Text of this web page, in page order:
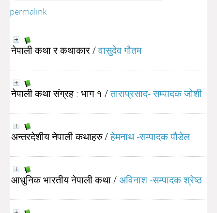
permalink
नेपाली कथा र कथाकार/वासुदेव गौतम
नेपाली कथा संग्रह : भाग १ /ताराप्रसाद- सम्पादक जोशी
अन्तरदेशीय नेपाली कथाहरु/हेमनाथ -सम्पादक पौडेल
आधुनिक भारतीय नेपाली कथा/अविनाश -सम्पादक श्रेष्ठ